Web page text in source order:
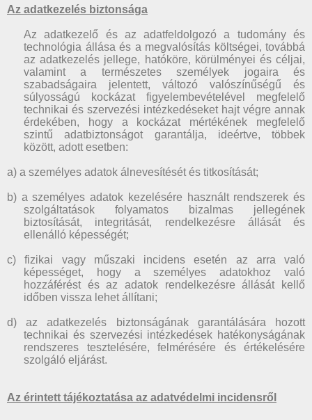
Az adatkezelés biztonsága
Az adatkezelő és az adatfeldolgozó a tudomány és
technológia állása és a megvalósítás költségei, továbbá
az adatkezelés jellege, hatóköre, körülményei és céljai,
valamint a természetes személyek jogaira és
szabadságaira jelentett, változó valószínűségű és
súlyosságú kockázat figyelembevételével megfelelő
technikai és szervezési intézkedéseket hajt végre annak
érdekében, hogy a kockázat mértékének megfelelő
szintű adatbiztonságot garantálja, ideértve, többek
között, adott esetben:
a) a személyes adatok álnevesítését és titkosítását;
b) a személyes adatok kezelésére használt rendszerek és
szolgáltatások folyamatos bizalmas jellegének
biztosítását, integritását, rendelkezésre állását és
ellenálló képességét;
c) fizikai vagy műszaki incidens esetén az arra való
képességet, hogy a személyes adatokhoz való
hozzáférést és az adatok rendelkezésre állását kellő
időben vissza lehet állítani;
d) az adatkezelés biztonságának garantálására hozott
technikai és szervezési intézkedések hatékonyságának
rendszeres tesztelésére, felmérésére és értékelésére
szolgáló eljárást.
Az érintett tájékoztatása az adatvédelmi incidensről